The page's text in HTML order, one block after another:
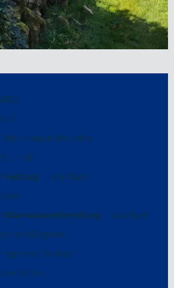
m²
Heizkörper, Heizofen
Holz
Heizung Individuell
Boiler
Warmwasserbereitung Individuell
Klärgrube
Zustand
Osten